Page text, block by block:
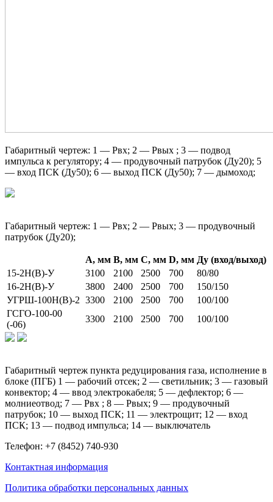
Габаритный чертеж: 1 — Рвх; 2 — Рвых ; 3 — подвод
импульса к регулятору; 4 — продувочный патрубок (Ду20); 5
— вход ПСК (Ду50); 6 — выход ПСК (Ду50); 7 — дымоход;
Габаритный чертеж: 1 — Рвх; 2 — Рвых; 3 — продувочный
патрубок (Ду20);
А, мм B, мм C, мм D, мм Ду (вход/выход)
15-2Н(В)-У
3100 2100 2500 700
80/80
16-2Н(В)-У
3800 2400 2500 700
150/150
УГРШ-100Н(В)-2 3300 2100 2500 700
100/100
ГСГО-100-00
(-06)
3300 2100 2500 700 100/100
Габаритный чертеж пункта редуцирования газа, исполнение в
блоке (ПГБ) 1 — рабочий отсек; 2 — светильник; 3 — газовый
конвектор; 4 — ввод электрокабеля; 5 — дефлектор; 6 —
молниеотвод; 7 — Рвх ; 8 — Рвых; 9 — продувочный
патрубок; 10 — выход ПСК; 11 — электрощит; 12 — вход
ПСК; 13 — подвод импульса; 14 — выключатель
Телефон: +7 (8452) 740-930
Контактная информация
Политика обработки персональных данных